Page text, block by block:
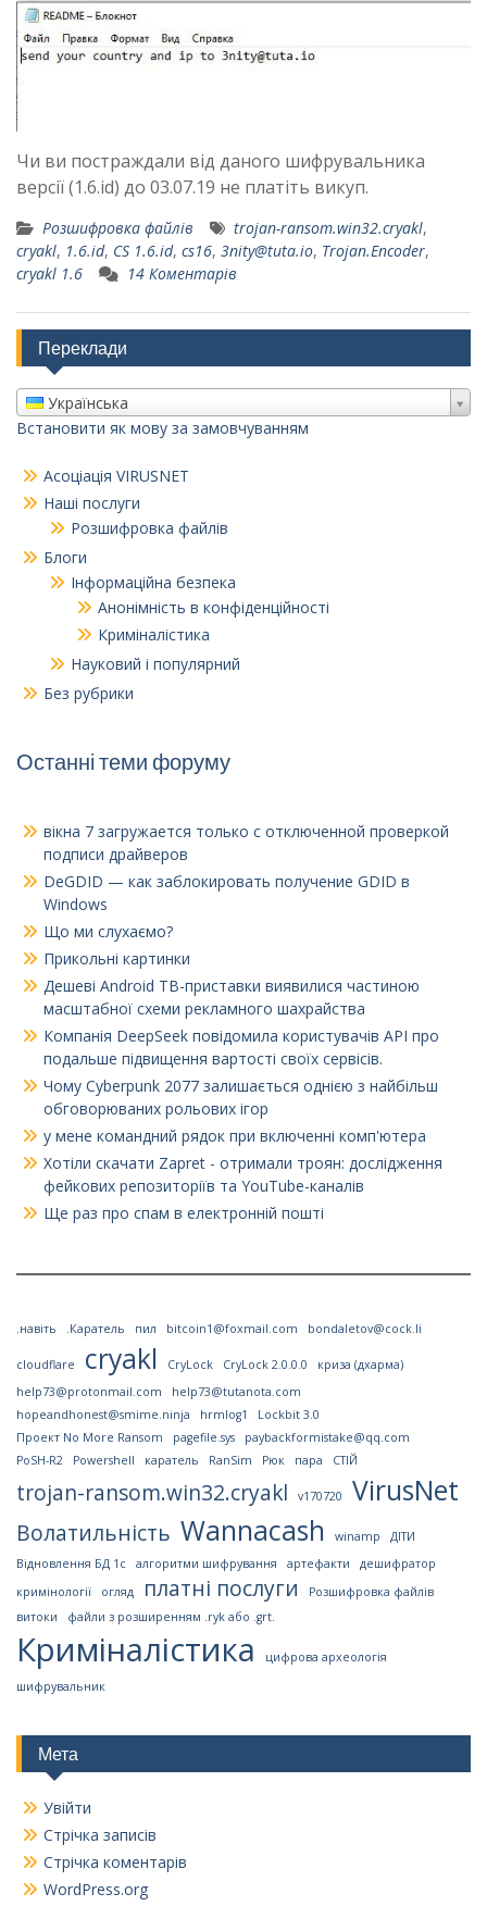
Чи ви постраждали від даного шифрувальника
версії (1.6.id) до 03.07.19 не платіть викуп.
Розшифровка файлів trojan-ransom.win32.cryakl,
cryakl, 1.6.id, CS 1.6.id, cs16, 3nity@tuta.io, Trojan.Encoder,
cryakl 1.6
14 Коментарів
Переклади
Українська
Встановити як мову за замовчуванням
Асоціація VIRUSNET
Наші послуги
Розшифровка файлів
Блоги
Інформаційна безпека
Анонімність в конфіденційності
Криміналістика
Науковий і популярний
Без рубрики
Останні теми форуму
вікна 7 загружается только с отключенной проверкой
подписи драйверов
DeGDID — как заблокировать получение GDID в
Windows
Що ми слухаємо?
Прикольні картинки
Дешеві Android ТВ-приставки виявилися частиною
масштабної схеми рекламного шахрайства
Компанія DeepSeek повідомила користувачів API про
подальше підвищення вартості своїх сервісів.
Чому Cyberpunk 2077 залишається однією з найбільш
обговорюваних рольових ігор
у мене командний рядок при включенні комп'ютера
Хотіли скачати Zapret - отримали троян: дослідження
фейкових репозиторіїв та YouTube-каналів
Ще раз про спам в електронній пошті
.навіть .Каратель пил bitcoin1@foxmail.com bondaletov@cock.li
cloudflare cryakl CryLock CryLock 2.0.0.0
криза (дхарма)
help73@protonmail.com
help73@tutanota.com
hopeandhonest@smime.ninja
hrmlog1
Lockbit 3.0
Проект No More Ransom
pagefile.sys
paybackformistake@qq.com
PoSH-R2
Powershell каратель RanSim Рюк пара СТІЙ
trojan-ransom.win32.cryakl v170720 VirusNet
Волатильність Wannacash winamp
ДІТИ
Відновлення БД 1с
алгоритми шифрування артефакти
дешифратор
кримінології
огляд платні послуги
Розшифровка файлів
витоки
файли з розширенням .ryk або .grt.
Криміналістика
цифрова археологія
шифрувальник
Мета
Увійти
Стрічка записів
Стрічка коментарів
WordPress.org